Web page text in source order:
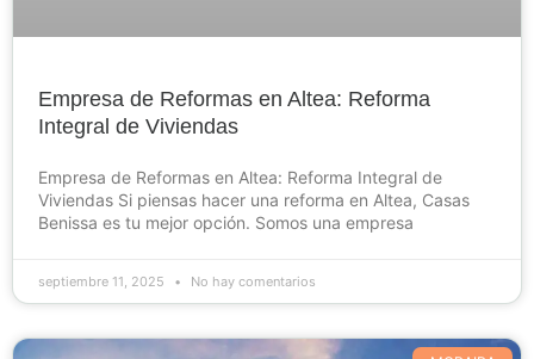
Empresa de Reformas en Altea: Reforma
Integral de Viviendas
Empresa de Reformas en Altea: Reforma Integral de
Viviendas Si piensas hacer una reforma en Altea, Casas
Benissa es tu mejor opción. Somos una empresa
septiembre 11, 2025 No hay comentarios